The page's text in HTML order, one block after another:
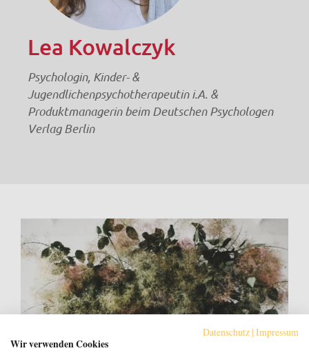
Lea Kowalczyk
Psychologin, Kinder- &
Jugendlichenpsychotherapeutin i.A. &
Produktmanagerin beim Deutschen Psychologen
Verlag Berlin
Datenschutz | Impressum
Wir verwenden Cookies